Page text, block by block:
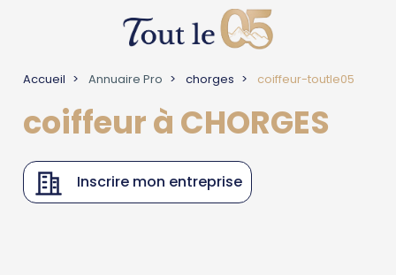
Accueil Annuaire Pro chorges coiffeur-toutle05
coiffeur à CHORGES
Inscrire mon entreprise